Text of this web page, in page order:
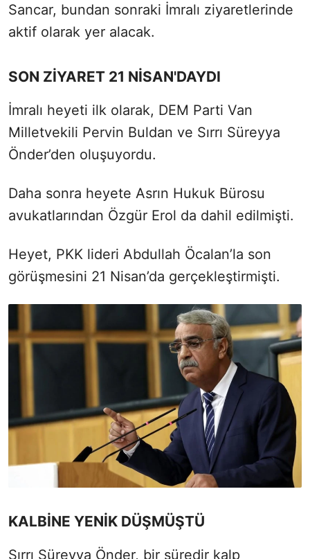
Sancar, bundan sonraki İmralı ziyaretlerinde
aktif olarak yer alacak.
SON ZİYARET 21 NİSAN'DAYDI
İmralı heyeti ilk olarak, DEM Parti Van
Milletvekili Pervin Buldan ve Sırrı Süreyya
Önder’den oluşuyordu.
Daha sonra heyete Asrın Hukuk Bürosu
avukatlarından Özgür Erol da dahil edilmişti.
Heyet, PKK lideri Abdullah Öcalan’la son
görüşmesini 21 Nisan’da gerçekleştirmişti.
KALBİNE YENİK DÜŞMÜŞTÜ
Sırrı Süreyya Önder, bir süredir kalp